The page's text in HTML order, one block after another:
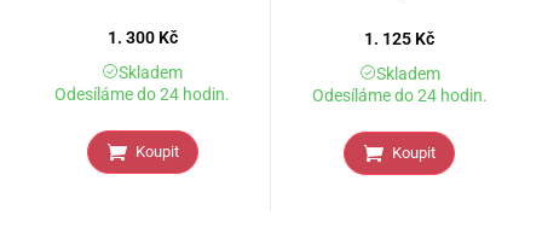
1. 300 Kč
Skladem
Odesíláme do 24 hodin.
Koupit
1. 125 Kč
Skladem
Odesíláme do 24 hodin.
Koupit